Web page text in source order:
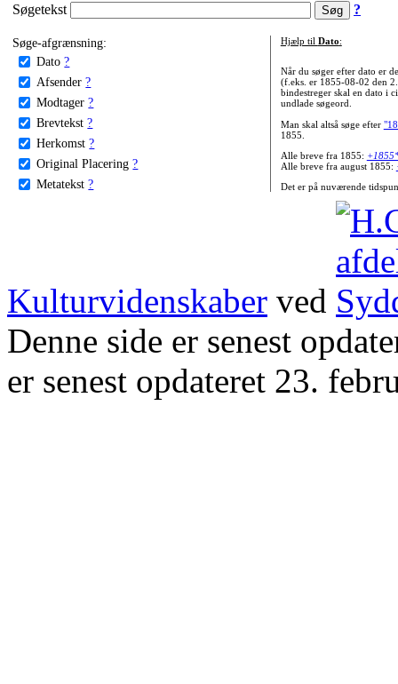
Søgetekst ?
Søge-afgrænsning:
Dato ?
Afsender ?
Modtager ?
Brevtekst ?
Herkomst ?
Original Placering ?
Metatekst ?
Hjælp til Dato:
Når du søger efter dato er
(f.eks. er 1855-08-02 den
bindestreger skal en dato i
undlade søgeord.
Man skal altså søge efter
1855.
Alle breve fra 1855:
Alle breve fra august 1855:
Det er på nuværende
Kulturvidenskaber ved
Denne side er senest
er senest opdateret 23.